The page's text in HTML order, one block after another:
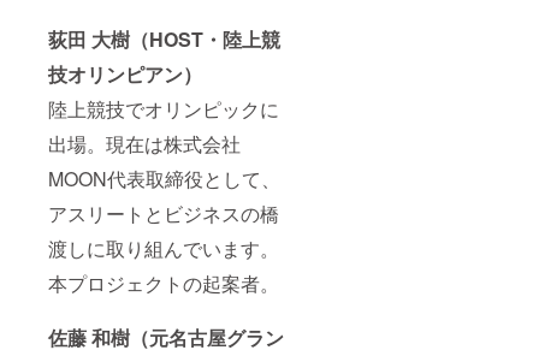
荻田 大樹（HOST・陸上競
技オリンピアン）
陸上競技でオリンピックに
出場。現在は株式会社
MOON代表取締役として、
アスリートとビジネスの橋
渡しに取り組んでいます。
本プロジェクトの起案者。
佐藤 和樹（元名古屋グラン